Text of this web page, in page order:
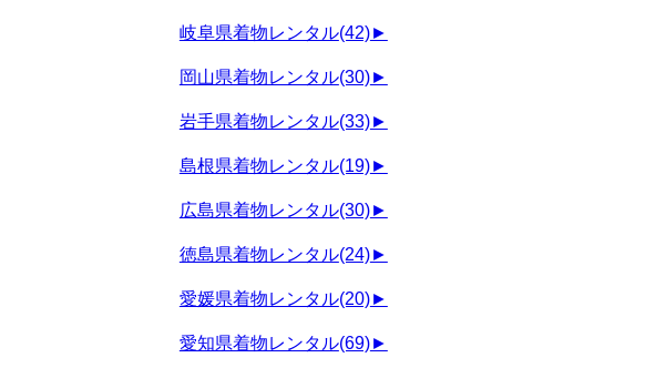
岐阜県着物レンタル(42)►
岡山県着物レンタル(30)►
岩手県着物レンタル(33)►
島根県着物レンタル(19)►
広島県着物レンタル(30)►
徳島県着物レンタル(24)►
愛媛県着物レンタル(20)►
愛知県着物レンタル(69)►